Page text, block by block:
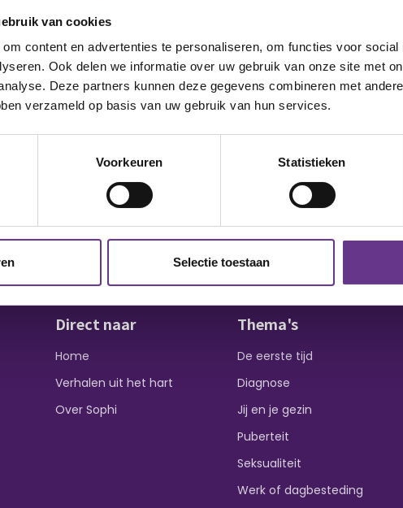
van cookies
content en advertenties te personaliseren, om functies voor social
Ook delen we informatie over uw gebruik van onze site met
Deze partners kunnen deze gegevens combineren met
verzameld op basis van uw gebruik van hun services.
Voorkeuren Statistieken
Selectie toestaan
Wanneer
reageren
Direct naar
Home
Verhalen uit het hart
Over Sophi
Thema's
De eerste tijd
Diagnose
Jij en je gezin
Puberteit
Seksualiteit
Werk of dagbesteding